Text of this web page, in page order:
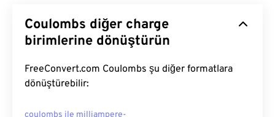
Coulombs diğer charge
birimlerine dönüştürün
FreeConvert.com Coulombs şu diğer formatlara
dönüştürebilir:
coulombs ile milliampere-